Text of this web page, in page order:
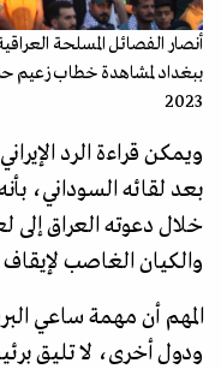
أنصار الفصائل المسلحة
2023
ويمكن قراءة الرد
بعد لقائه السوداني،
خلال دعوته العراق
والكيان الغاصب
المهم أن مهمة ساعي
ودول أخرى، لا تليق